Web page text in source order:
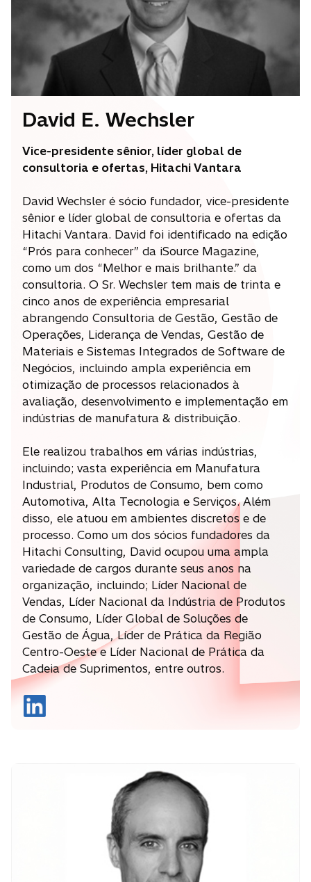
n
David E. Wechsler
Vice-presidente sênior, líder global de
consultoria e ofertas, Hitachi Vantara
David Wechsler é sócio fundador, vice-presidente
sênior e líder global de consultoria e ofertas da
Hitachi Vantara. David foi identificado na edição
“Prós para conhecer” da iSource Magazine,
como um dos “Melhor e mais brilhante.” da
consultoria. O Sr. Wechsler tem mais de trinta e
cinco anos de experiência empresarial
abrangendo Consultoria de Gestão, Gestão de
Operações, Liderança de Vendas, Gestão de
Materiais e Sistemas Integrados de Software de
Negócios, incluindo ampla experiência em
otimização de processos relacionados à
avaliação, desenvolvimento e implementação em
indústrias de manufatura & distribuição.
Ele realizou trabalhos em várias indústrias,
incluindo; vasta experiência em Manufatura
Industrial, Produtos de Consumo, bem como
Automotiva, Alta Tecnologia e Serviços. Além
disso, ele atuou em ambientes discretos e de
processo. Como um dos sócios fundadores da
Hitachi Consulting, David ocupou uma ampla
variedade de cargos durante seus anos na
organização, incluindo; Líder Nacional de
Vendas, Líder Nacional da Indústria de Produtos
de Consumo, Líder Global de Soluções de
Gestão de Água, Líder de Prática da Região
Centro-Oeste e Líder Nacional de Prática da
Cadeia de Suprimentos, entre outros.
a